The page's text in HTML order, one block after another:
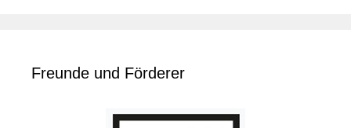
Freunde und Förderer